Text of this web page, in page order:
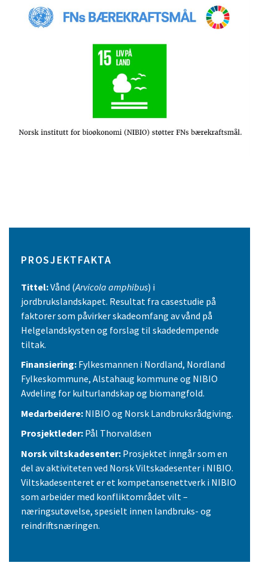
PROSJEKTFAKTA
Tittel:Vånd (Arvicola amphibus) i
jordbrukslandskapet. Resultat fra casestudie på
faktorer som påvirker skadeomfang av vånd på
Helgelandskysten og forslag til skadedempende
tiltak.
Finansiering: Fylkesmannen i Nordland, Nordland
Fylkeskommune, Alstahaug kommune og NIBIO
Avdeling for kulturlandskap og biomangfold.
Medarbeidere: NIBIO og Norsk Landbruksrådgiving.
Prosjektleder: Pål Thorvaldsen
Norsk viltskadesenter: Prosjektet inngår som en
del av aktiviteten ved Norsk Viltskadesenter i NIBIO.
Viltskadesenteret er et kompetansenettverk i NIBIO
som arbeider med konfliktområdet vilt –
næringsutøvelse, spesielt innen landbruks- og
reindriftsnæringen.